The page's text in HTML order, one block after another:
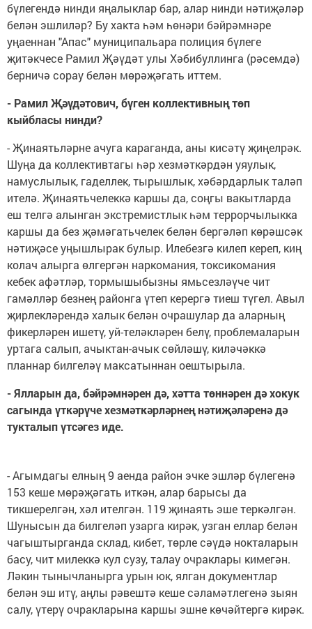
бүлегендә нинди яңалыклар бар, алар нинди нәти­җәләр
белән эшлиләр? Бу хакта һәм һөнәри бәйрәм­нәре
уңаеннан "Апас" муниципальара полиция бүлеге
җитәкчесе Рамил Җәүдәт улы Хәбибуллинга (рәсемдә)
берничә сорау белән мөрәҗәгать иттем.
- РамилҖәүдәтович, бүген коллективныңтөп
кыйбласы нинди?
- Җинаятьләрне ачуга караганда, аны кисәтү җи­ңелрәк.
Шуңа да коллективтагы һәр хезмәткәрдән уяулык,
намуслылык, гаделлек, тырышлык, хәбәр­дарлык таләп
ителә. Җи­наятьчелеккә каршы да, соңгы вакытларда
еш телгә алынган экстремист­лык һәм террорчылыкка
каршы да без җәмәгатьчелек белән бергәләп кө­рәшсәк
нәтиҗәсе уңышлырак булыр. Илебезгә килеп кереп, киң
колач алырга өлгергән наркомания, токсикомания
кебек афәтләр, тормышыбызны ямьсезләүче чит
гамәлләр безнең районга үтеп керергә тиеш түгел. Авыл
җирлекләрендә халык белән очрашулар да алар­ның
фикерләрен ише­тү, уй-теләкләрен белү, проб­лемаларын
уртага салып, ачыктан-ачык сөй­ләшү, киләчәккә
планнар билгеләү максатыннан оештырыла.
- Ялларын да, бәй­рәм­нәрен дә, хәтта төннәрен дәхокук
сагында үткә­рүче хезмәткәрләрнеңнәтиҗәләренәдә
тукталыпүт­сәгез иде.
- Агымдагы елның 9 аенда район эчке эшләр бү­легенә
153 кеше мөрә­җәгать иткән, алар барысы да
тикшерелгән, хәл ителгән. 119 җинаять эше теркәлгән.
Шунысын да билгеләп узарга кирәк, узган еллар белән
чагыштырганда склад, кибет, төрле сәүдә нокталарын
басу, чит милеккә кул сузу, талау очраклары кимегән.
Ләкин тынычланырга урын юк, ялган документлар
белән эш итү, аңлы рә­вештә кеше сәламәтлегенә зыян
салу, үтерү очракларына каршы эшне көчәйтергә кирәк.